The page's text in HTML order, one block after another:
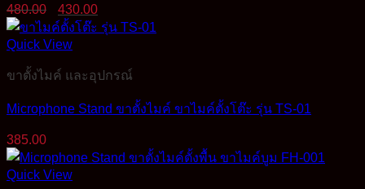
480.00
Original
price
was:
480.00฿.
430.00
price
is:
Quick View
ขาตั้งไมค์ และอุปกรณ์
Microphone Stand ขาตั้งไมค์ ขาไมค์ตั้งโต๊ะ รุ่น TS-01
385.00
Quick View